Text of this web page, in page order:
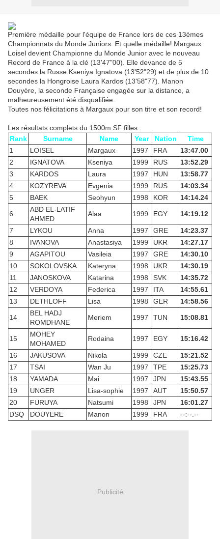
Première médaille pour l'équipe de France lors de ces 13èmes
Championnats du Monde Juniors. Et quelle médaille! Margaux
Loisel devient Championne du Monde Junior avec le nouveau
Record de France à la clé (13'47"00). Elle devance de 5
secondes la Russe Kseniya Ignatova (13'52"29) et de plus de 10
secondes la Hongroise Laura Kardos (13'58"77). Manon
Douyère, la seconde Française engagée sur la distance, a
malheureusement été disqualifiée.
Toutes nos félicitations à Margaux pour son titre et son record!
Les résultats complets du 1500m SF filles :
Rank
Surname Name Year Nation
Time
1
LOISEL Margaux 1997 FRA
13:47.00
2
IGNATOVA Kseniya 1999 RUS
13:52.29
3
KARDOS Laura 1997 HUN
13:58.77
4
KOZYREVA Evgenia 1999 RUS
14:03.34
5
BAEK Seohyun 1998 KOR 14:14.24
6
ABD EL-LATIF
AHMED
Alaa 1999 EGY 14:19.12
7 LYKOU Anna 1997 GRE
14:23.37
8
IVANOVA Anastasiya 1999 UKR
14:27.17
9
AGAPITOU Vasileia 1997 GRE
14:30.10
10
SOKOLOVSKA Kateryna 1998 UKR
14:30.19
11
JANOSKOVA Katarina 1998 SVK
14:35.72
12
VERDOYA Federica 1997 ITA
14:55.61
13
DETHLOFF Lisa 1998 GER 14:58.56
14
BEL HADJ
ROMDHANE
Meriem 1997 TUN 15:08.81
15
MOHEY
MOHAMED
Rodaina 1997 EGY 15:16.42
16 JAKUSOVA Nikola 1999 CZE
15:21.52
17
TSAI Wan Ju 1997 TPE
15:25.73
18
YAMADA Mai 1997 JPN
15:43.55
19
UNGER Lisa-sophie 1997 AUT
15:50.57
20
FURUYA Natsumi 1998 JPN
16:01.27
DSQ
DOUYERE Manon 1999 FRA --:--.--
Publicité